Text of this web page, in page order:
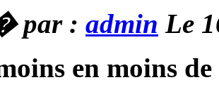
par : admin Le
en moins